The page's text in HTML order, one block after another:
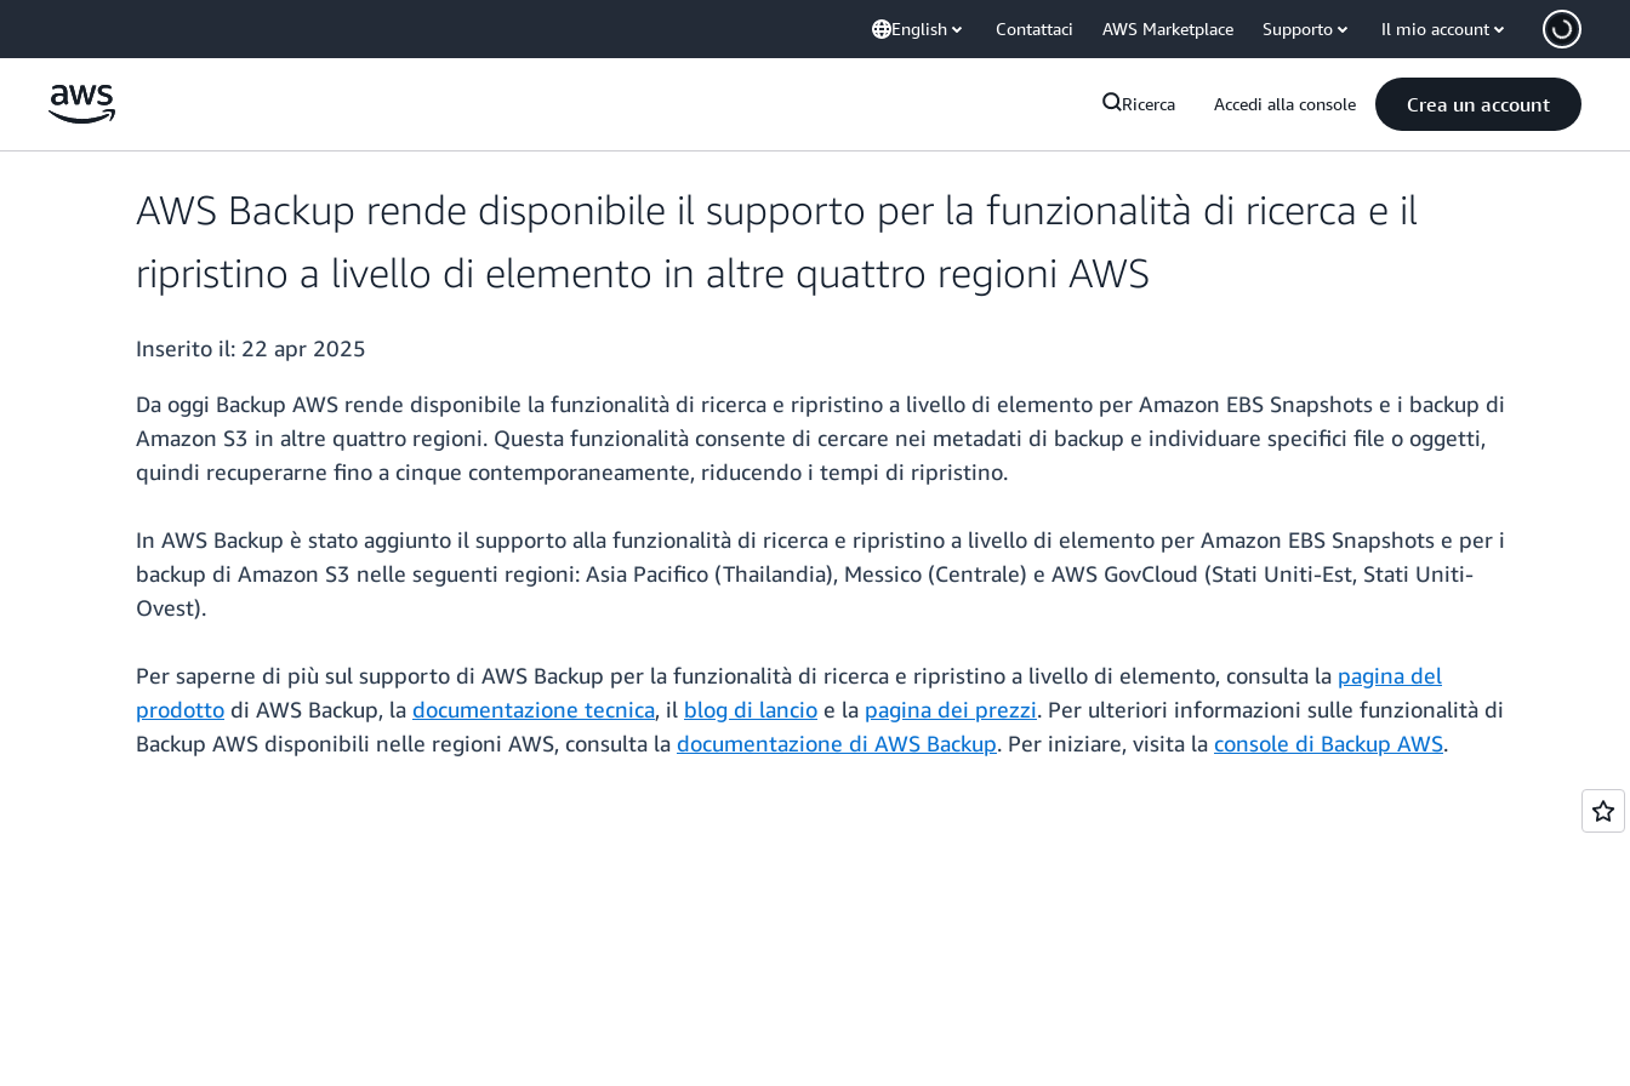
English Contattaci AWS Marketplace Supporto Il mio account
Ricerca Accedi alla console Crea un account
AWS Backup rende disponibile il supporto per la funzionalità di ricerca e il
ripristino a livello di elemento in altre quattro regioni AWS
Inserito il: 22 apr 2025
Da oggi Backup AWS rende disponibile la funzionalità di ricerca e ripristino a livello di elemento per Amazon EBS Snapshots e i backup di
Amazon S3 in altre quattro regioni. Questa funzionalità consente di cercare nei metadati di backup e individuare specifici file o oggetti,
quindi recuperarne fino a cinque contemporaneamente, riducendo i tempi di ripristino.
In AWS Backup è stato aggiunto il supporto alla funzionalità di ricerca e ripristino a livello di elemento per Amazon EBS Snapshots e per i
backup di Amazon S3 nelle seguenti regioni: Asia Pacifico (Thailandia), Messico (Centrale) e AWS GovCloud (Stati Uniti-Est, Stati Uniti-
Ovest).
Per saperne di più sul supporto di AWS Backup per la funzionalità di ricerca e ripristino a livello di elemento, consulta la pagina del
prodotto di AWS Backup, la documentazione tecnica, il blog di lancio e la pagina dei prezzi. Per ulteriori informazioni sulle funzionalità di
Backup AWS disponibili nelle regioni AWS, consulta la documentazione di AWS Backup. Per iniziare, visita la console di Backup AWS.